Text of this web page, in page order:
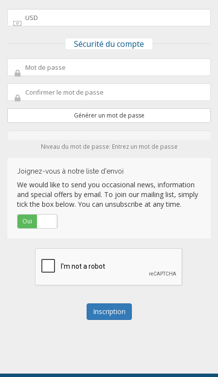
Sécurité du compte
Générer un mot de passe
Niveau du mot de passe: Entrez un mot de passe
Joignez-vous à notre liste d'envoi
We would like to send you occasional news, information
and special offers by email. To join our mailing list, simply
tick the box below. You can unsubscribe at any time.
Oui